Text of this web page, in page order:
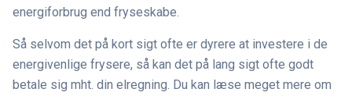
energiforbrug end fryseskabe.
Så selvom det på kort sigt ofte er dyrere at investere i de
energivenlige frysere, så kan det på lang sigt ofte godt
betale sig mht. din elregning. Du kan læse meget mere om